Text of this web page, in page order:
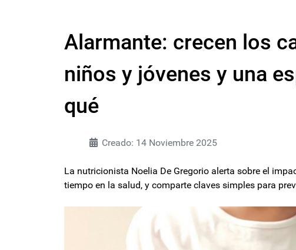
Alarmante: crecen los
niños y jóvenes y una
qué
Creado: 14 Noviembre 2025
La nutricionista Noelia De Gregorio alerta sobre el
tiempo en la salud, y comparte claves simples para